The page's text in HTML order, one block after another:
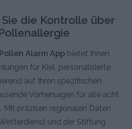
die Kontrolle über
Alarm Appbietet Ihnen
für Kiel, personalisierte
auf Ihren spezifischen
Vorhersagen für alle acht
Mit präzisen regionalen Daten
und der Stiftung